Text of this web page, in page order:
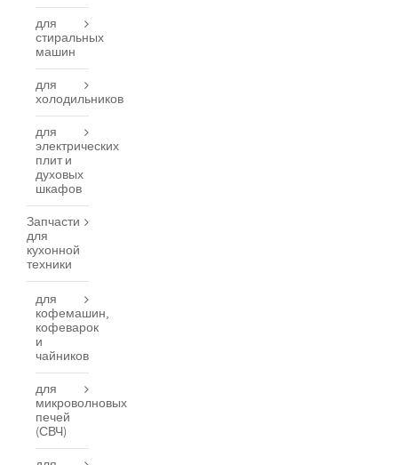
для
стиральных
машин
для
холодильников
для
электрических
плит и
духовых
шкафов
Запчасти
для
кухонной
техники
для
кофемашин,
кофеварок
и
чайников
для
микроволновых
печей
(СВЧ)